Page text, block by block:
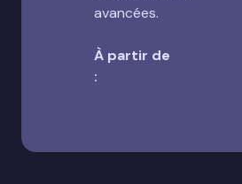
avancées.
À partir de
: